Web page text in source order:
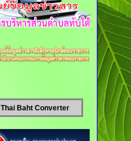
Thai Baht Converter